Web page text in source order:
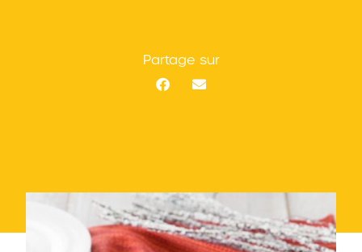
Partage sur